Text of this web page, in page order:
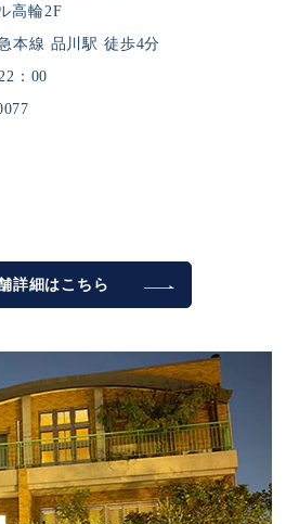
高輪2F
本線 品川駅 徒歩4分
：00
詳細はこちら